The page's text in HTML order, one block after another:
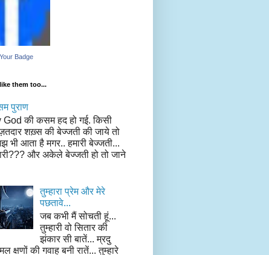
Badge
them too...
पुराण
God की कसम हद हो गई. किसी
शख़्स की बेज्जती की जाये तो
भी आता है मगर.. हमारी बेज्जती...
और अकेले बेज्जती हो तो जाने
तुम्हारा प्रेम और मेरे
पछतावे...
जब कभी मैं सोचती हूं...
तुम्हारी वो सितार की
झंकार सी बातें... म्रदु
क्षणों की गवाह बनी रातें... तुम्हारे